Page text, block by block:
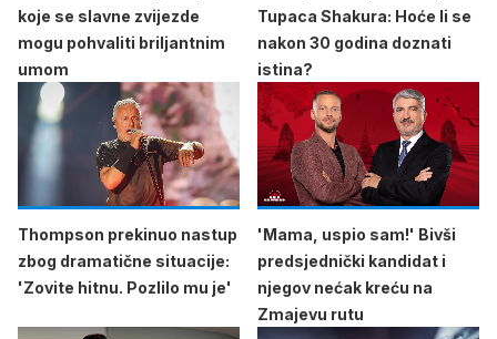
koje se slavne zvijezde
mogu pohvaliti briljantnim
umom
Tupaca Shakura: Hoće li se
nakon 30 godina doznati
istina?
Thompson prekinuo nastup
zbog dramatične situacije:
'Zovite hitnu. Pozlilo mu je'
'Mama, uspio sam!' Bivši
predsjednički kandidat i
njegov nećak kreću na
Zmajevu rutu